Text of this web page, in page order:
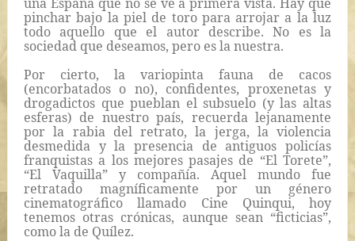
pinchar bajo la piel de toro para arrojar a la luz
todo aquello que el autor describe. No es la
sociedad que deseamos, pero es la nuestra.
Por cierto, la variopinta fauna de cacos
(encorbatados o no), confidentes, proxenetas y
drogadictos que pueblan el subsuelo (y las altas
esferas) de nuestro país, recuerda lejanamente
por la rabia del retrato, la jerga, la violencia
desmedida y la presencia de antiguos policías
franquistas a los mejores pasajes de “El Torete”,
“El Vaquilla” y compañía. Aquel mundo fue
retratado magníficamente por un género
cinematográfico llamado Cine Quinqui, hoy
tenemos otras crónicas, aunque sean “ficticias”,
como la de Quílez.